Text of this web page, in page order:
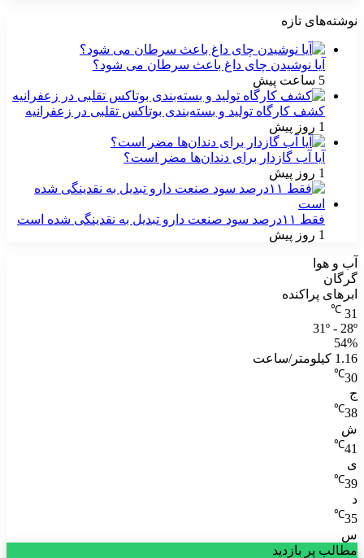
نوشته‌های تازه
آیا نوشیدن چای داغ باعث سرطان می شود؟
5 ساعت پیش
کشف کارگاه تولید و بسته‌بندی بوتاکس تقلبی در زعفرانیه
1 روز پیش
آیا آب گازدار برای دندان‌ها مضر است؟
1 روز پیش
فقط ۱۱‌درصد سود صنعت دارو تبدیل به نقدینگی شده است
1 روز پیش
آب و هوا
گرگان
ابرهای پراکنده
31
℃
31º - 28º
54%
1.16 کیلومتر/ساعت
30
℃
ج
38
℃
ش
41
℃
ی
39
℃
د
35
℃
س
مطالب پر بازدید